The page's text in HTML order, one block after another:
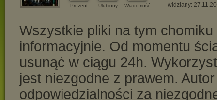
Prezent Ulubiony Wiadomość widziany: